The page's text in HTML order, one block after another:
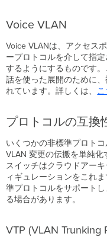
Voice VLAN
Voice VLANは、アクセス
ープロトコルを介して指
するようにするものです
話を使った展開のために
れています。詳しくは、 こ
プロトコルの互換
いくつかの非標準プロト
VLAN 変更の伝搬を単純
スイッチはクラウドアー
ィギュレーションをこれ
準プロトコルをサポート
る場合があります。
VTP (VLAN Trunking